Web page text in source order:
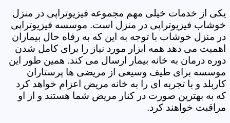
یکی از خدمات خیلی مهم مجموعه فیزیوتراپی در منزل
خوشاب فیزیوتراپی در منزل است. موسسه فیزیوتراپی
در منزل خوشاب با توجه به این که به رفاه حال بیماران
اهمیت می دهد همه ابزار مورد نیاز را برای کامل شدن
دوره درمان به خانه بیمار ارسال می کند. همین طور این
موسسه برای طیف وسیعی از مریضی ها پرستاران
کاربلد و با تجربه ای را به خانه مریض اعزام خواهد کرد
که به بهترین صورت در کنار مریض شما هستند و از او
مراقبت خواهند کرد.